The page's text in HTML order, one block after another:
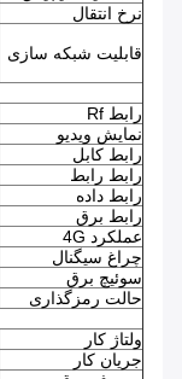
نرخ انتقال
قابلیت شبکه سازی
رابط Rf
نمایش ویدیو
رابط کابل
رابط رابط
رابط داده
رابط برق
عملکرد 4G
چراغ سیگنال
سوئیچ برق
حالت رمزگذاری
ولتاژ کار
جریان کار